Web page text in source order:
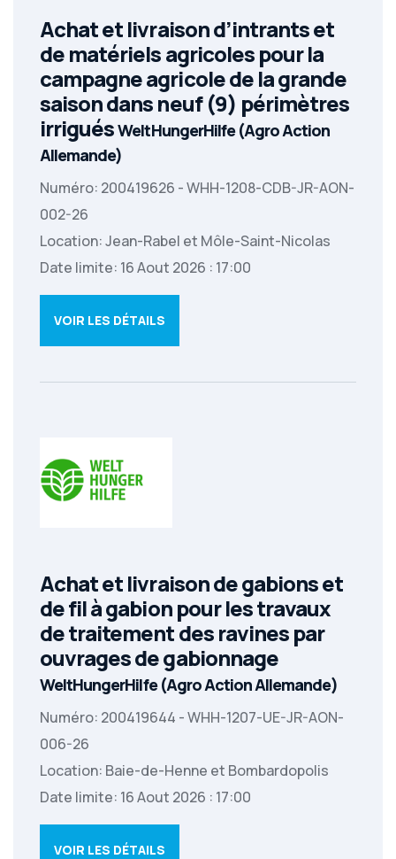
Achat et livraison d’intrants et
de matériels agricoles pour la
campagne agricole de la grande
saison dans neuf (9) périmètres
irriguésWeltHungerHilfe (Agro Action
Allemande)
Numéro: 200419626 - WHH-1208-CDB-JR-AON-
002-26
Location: Jean-Rabel et Môle-Saint-Nicolas
Date limite: 16 Aout 2026 : 17:00
VOIR LES DÉTAILS
Achat et livraison de gabions et
de fil à gabion pour les travaux
de traitement des ravines par
ouvrages de gabionnage
WeltHungerHilfe (Agro Action Allemande)
Numéro: 200419644 - WHH-1207-UE-JR-AON-
006-26
Location: Baie-de-Henne et Bombardopolis
Date limite: 16 Aout 2026 : 17:00
VOIR LES DÉTAILS